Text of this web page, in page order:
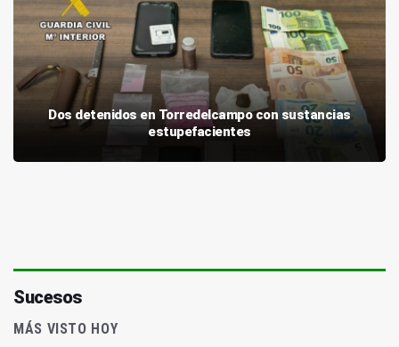
Dos detenidos en Torredelcampo con sustancias
estupefacientes
Sucesos
MÁS VISTO HOY